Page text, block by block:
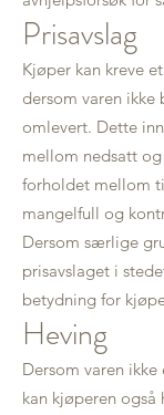
Prisavslag
Kjøper kan kreve
dersom varen
omlevert. Dette
mellom nedsatt
forholdet mellom
mangelfull og
Dersom særlige
prisavslaget i
betydning for
Heving
Dersom varen
kan kjøperen også